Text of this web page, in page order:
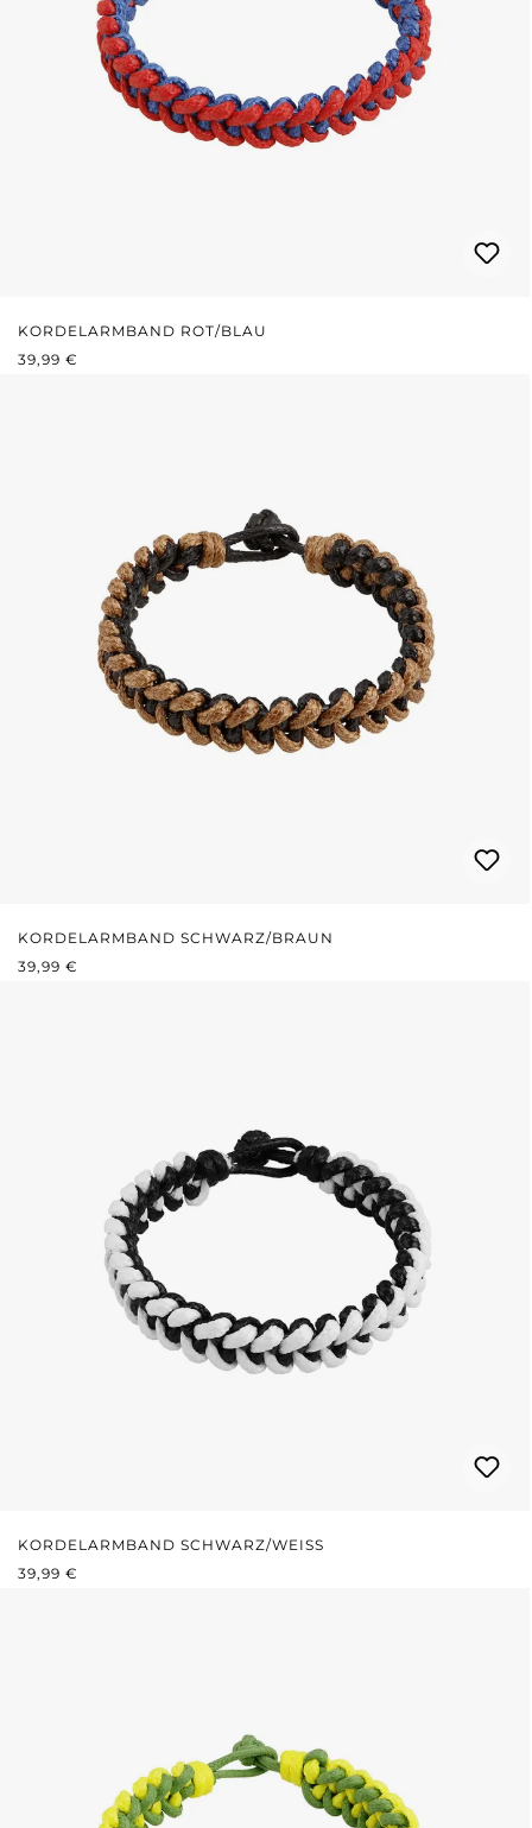
KORDELARMBAND ROT/BLAU
REGULÄRER PREIS:
39,99 €
KORDELARMBAND SCHWARZ/BRAUN
REGULÄRER PREIS:
39,99 €
KORDELARMBAND SCHWARZ/WEISS
REGULÄRER PREIS:
39,99 €